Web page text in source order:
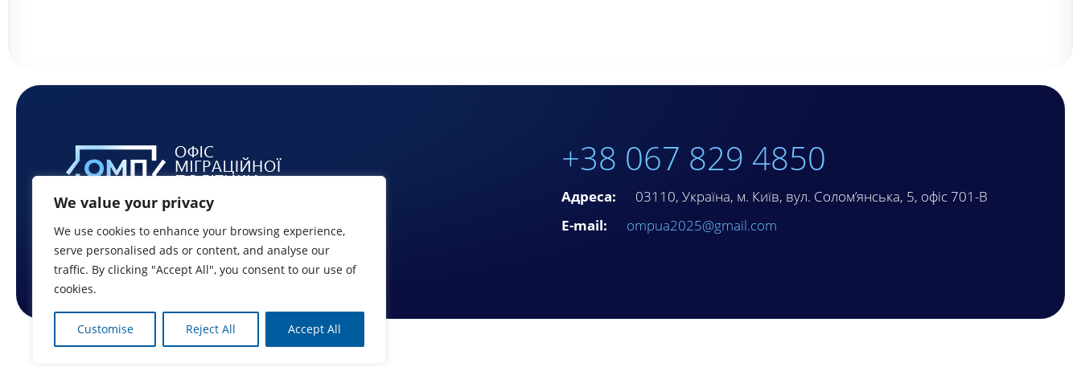
We value your privacy
We use cookies to enhance your browsing experience,
serve personalised ads or content, and analyse our
traffic. By clicking "Accept All", you consent to our use of
cookies.
Customise Reject All Accept All
+38 067 829 4850
Адреса:
03110, Україна, м. Київ, вул. Солом’янська, 5, офіс 701-В
E-mail:
ompua2025@gmail.com